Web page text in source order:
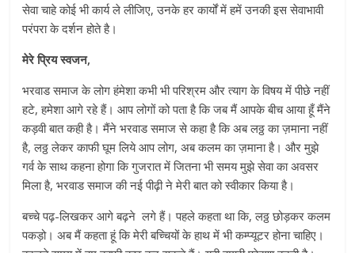
सेवा चाहे कोई भी कार्य ले लीजिए, उनके हर कार्यों में हमें उनकी इस सेवाभावी
परंपरा के दर्शन होते है।
मेरे प्रिय स्वजन,
भरवाड समाज के लोग हंमेशा कभी भी परिश्रम और त्याग के विषय में पीछे नहीं
हटे, हमेशा आगे रहे हैं। आप लोगों को पता है कि जब मैं आपके बीच आया हूँ मैंने
कड़वी बात कही है। मैंने भरवाड समाज से कहा है कि अब लठ्ठ का ज़माना नहीं
है, लठ्ठ लेकर काफी घूम लिये आप लोग, अब कलम का ज़माना है। और मुझे
गर्व के साथ कहना होगा कि गुजरात में जितना भी समय मुझे सेवा का अवसर
मिला है, भरवाड समाज की नई पीढ़ी ने मेरी बात को स्वीकार किया है।
बच्चे पढ़-लिखकर आगे बढ़ने लगे हैं। पहले कहता था कि, लठ्ठ छोड़कर कलम
पकड़ो। अब मैं कहता हूं कि मेरी बच्चियों के हाथ में भी कम्प्यूटर होना चाहिए।